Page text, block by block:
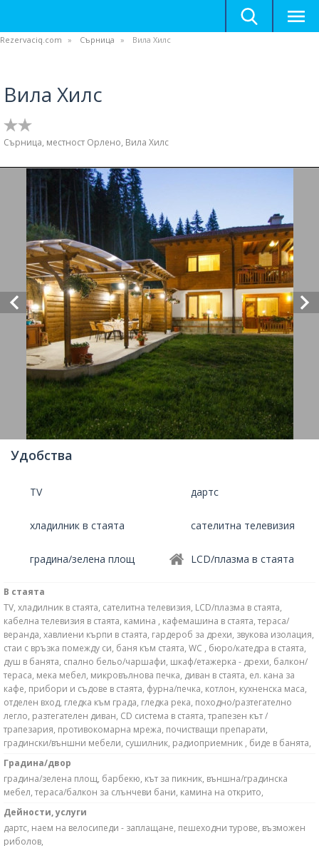
Rezervaciq.com Сърница Вила Хилс
Вила Хилс
Сърница, местност Орлено, Вила Хилс
Удобства
TV дартс
хладилник в стаята сателитна телевизия
градина/зелена площ LCD/плазма в стаята
В стаята
TV, хладилник в стаята, сателитна телевизия, LCD/плазма в стаята,
кабелна телевизия в стаята, камина , кафемашина в стаята, тераса/
веранда, хавлиени кърпи в стаята, гардероб за дрехи, звукова изолация,
стаи с връзка помежду си, баня към стаята, WC , бюро/катедра в стаята,
душ в банята, спално бельо/чаршафи, шкаф/етажерка - дрехи, балкон/
тераса, мека мебел, микровълнова печка, диван в стаята, ел. кана за
кафе, прибори и съдове в стаята, фурна/печка, котлон, кухненска маса,
отделен вход, гледка към града, гледка река, походно/разтегателно
легло, разтегателен диван, CD система в стаята, трапезен кът /
трапезария, противокомарна мрежа, почистващи препарати,
градински/външни мебели, сушилник, радиоприемник , биде в банята,
Градина/двор
градина/зелена площ, барбекю, кът за пикник, външна/градинска
мебел, тераса/балкон за слънчеви бани, камина на открито,
Дейности, услуги
дартс, наем на велосипеди - заплащане, пешеходни турове, възможен
риболов,